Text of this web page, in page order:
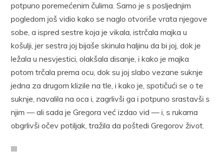
potpuno poremećenim čulima. Samo je s posljednjim
pogledom još vidio kako se naglo otvoriše vrata njegove
sobe, a ispred sestre koja je vikala, istrčala majka u
košulji, jer sestra joj bijaše skinula haljinu da bi joj, dok je
ležala u nesvjestici, olakšala disanje, i kako je majka
potom trčala prema ocu, dok su joj slabo vezane suknje
jedna za drugom klizile na tle, i kako je, spotičući se o te
suknje, navalila na oca i, zagrlivši ga i potpuno srastavši s
njim — ali sada je Gregora već izdao vid — i, s rukama
obgrlivši očev potiljak, tražila da poštedi Gregorov život.
III